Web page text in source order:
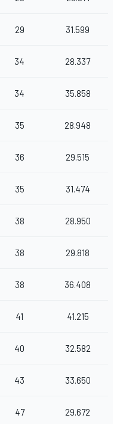
29 31.599
34 28.337
34 35.858
35 28.948
36 29.515
35 31.474
38 28.950
38 29.818
38 36.408
41 41.215
40 32.582
43 33.650
47 29.672